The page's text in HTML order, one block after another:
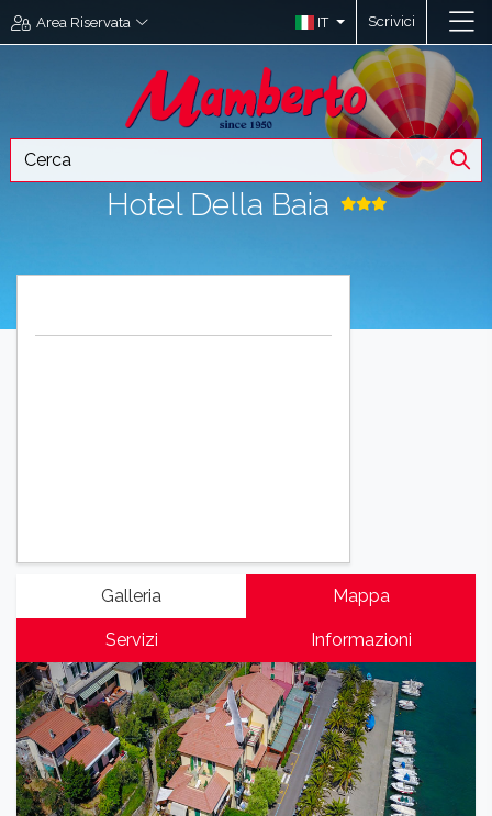
Area Riservata IT Scrivici
Hotel Della Baia
Galleria Mappa
Servizi Informazioni